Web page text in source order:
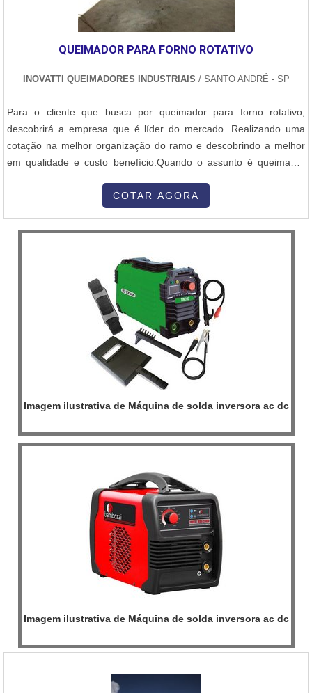
QUEIMADOR PARA FORNO ROTATIVO
INOVATTI QUEIMADORES INDUSTRIAIS / SANTO ANDRÉ - SP
Para o cliente que busca por queimador para forno rotativo,
descobrirá a empresa que é líder do mercado. Realizando uma
cotação na melhor organização do ramo e descobrindo a melhor
em qualidade e custo benefício.Quando o assunto é queimador
encontrar proteção com soluções para estufas, fornos e
FORNO ROTATIVOA Inovatti Queimad...
COTAR AGORA
Imagem ilustrativa de Máquina de solda inversora ac dc
Imagem ilustrativa de Máquina de solda inversora ac dc